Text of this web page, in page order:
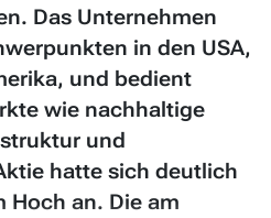
Das Unternehmen
in den USA,
und bedient
wie nachhaltige
und
hatte sich deutlich
Hoch an. Die am